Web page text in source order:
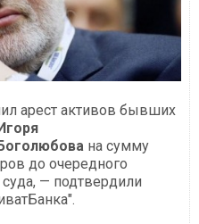
арест активов бывших
Игоря
на сумму
до очередного
— подтвердили